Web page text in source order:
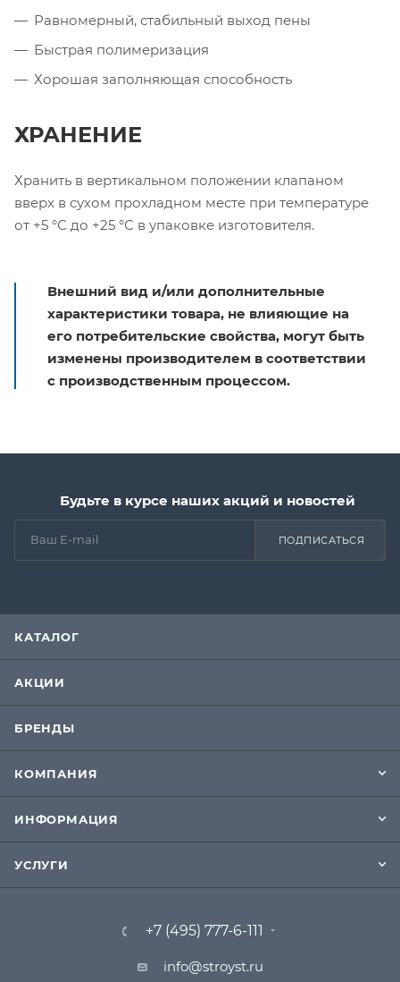
Равномерный, стабильный выход пены
Быстрая полимеризация
Хорошая заполняющая способность
ХРАНЕНИЕ
Хранить в вертикальном положении клапаном
вверх в сухом прохладном месте при температуре
от +5 °С до +25 °С в упаковке изготовителя.
Внешний вид и/или дополнительные
характеристики товара, не влияющие на
его потребительские свойства, могут быть
изменены производителем в соответствии
с производственным процессом.
Будьте в курсе наших акций и новостей
ПОДПИСАТЬСЯ
КАТАЛОГ
АКЦИИ
БРЕНДЫ
КОМПАНИЯ
ИНФОРМАЦИЯ
УСЛУГИ
+7 (495) 777-6-111
info@stroyst.ru